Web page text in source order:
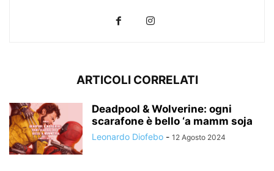
ARTICOLI CORRELATI
Deadpool & Wolverine: ogni
scarafone è bello ‘a mamm soja
Leonardo Diofebo - 12 Agosto 2024